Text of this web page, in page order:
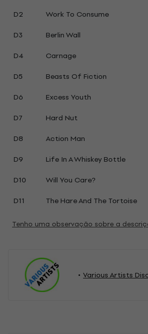
D2
Work To Consume
D3
Berlin Wall
D4
Carnage
D5
Beasts Of Fiction
D6
Excess Youth
D7
Hard Nut
D8
Action Man
D9
Life In A Whiskey Bottle
D10
Will You Care?
D11
The Hare And The Tortoise
Tenho uma observação sobre a
Various Artists